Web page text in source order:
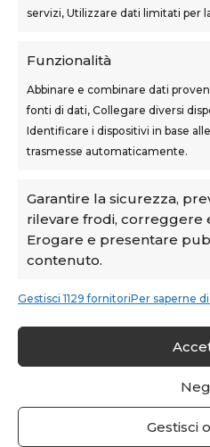
servizi, Utilizzare dati limitati per
Funzionalità
Abbinare e combinare dati
fonti di dati, Collegare diversi
Identificare i dispositivi in base
trasmesse automaticamente.
Garantire la sicurezza,
rilevare frodi, correggere
Erogare e presentare
contenuto.
Gestisci 1129 fornitoriPer saperne
Gestisci
Teknoform srl – p.iva
10.000 – CCIAA Toscana
Teknoform è Centro
Facebook